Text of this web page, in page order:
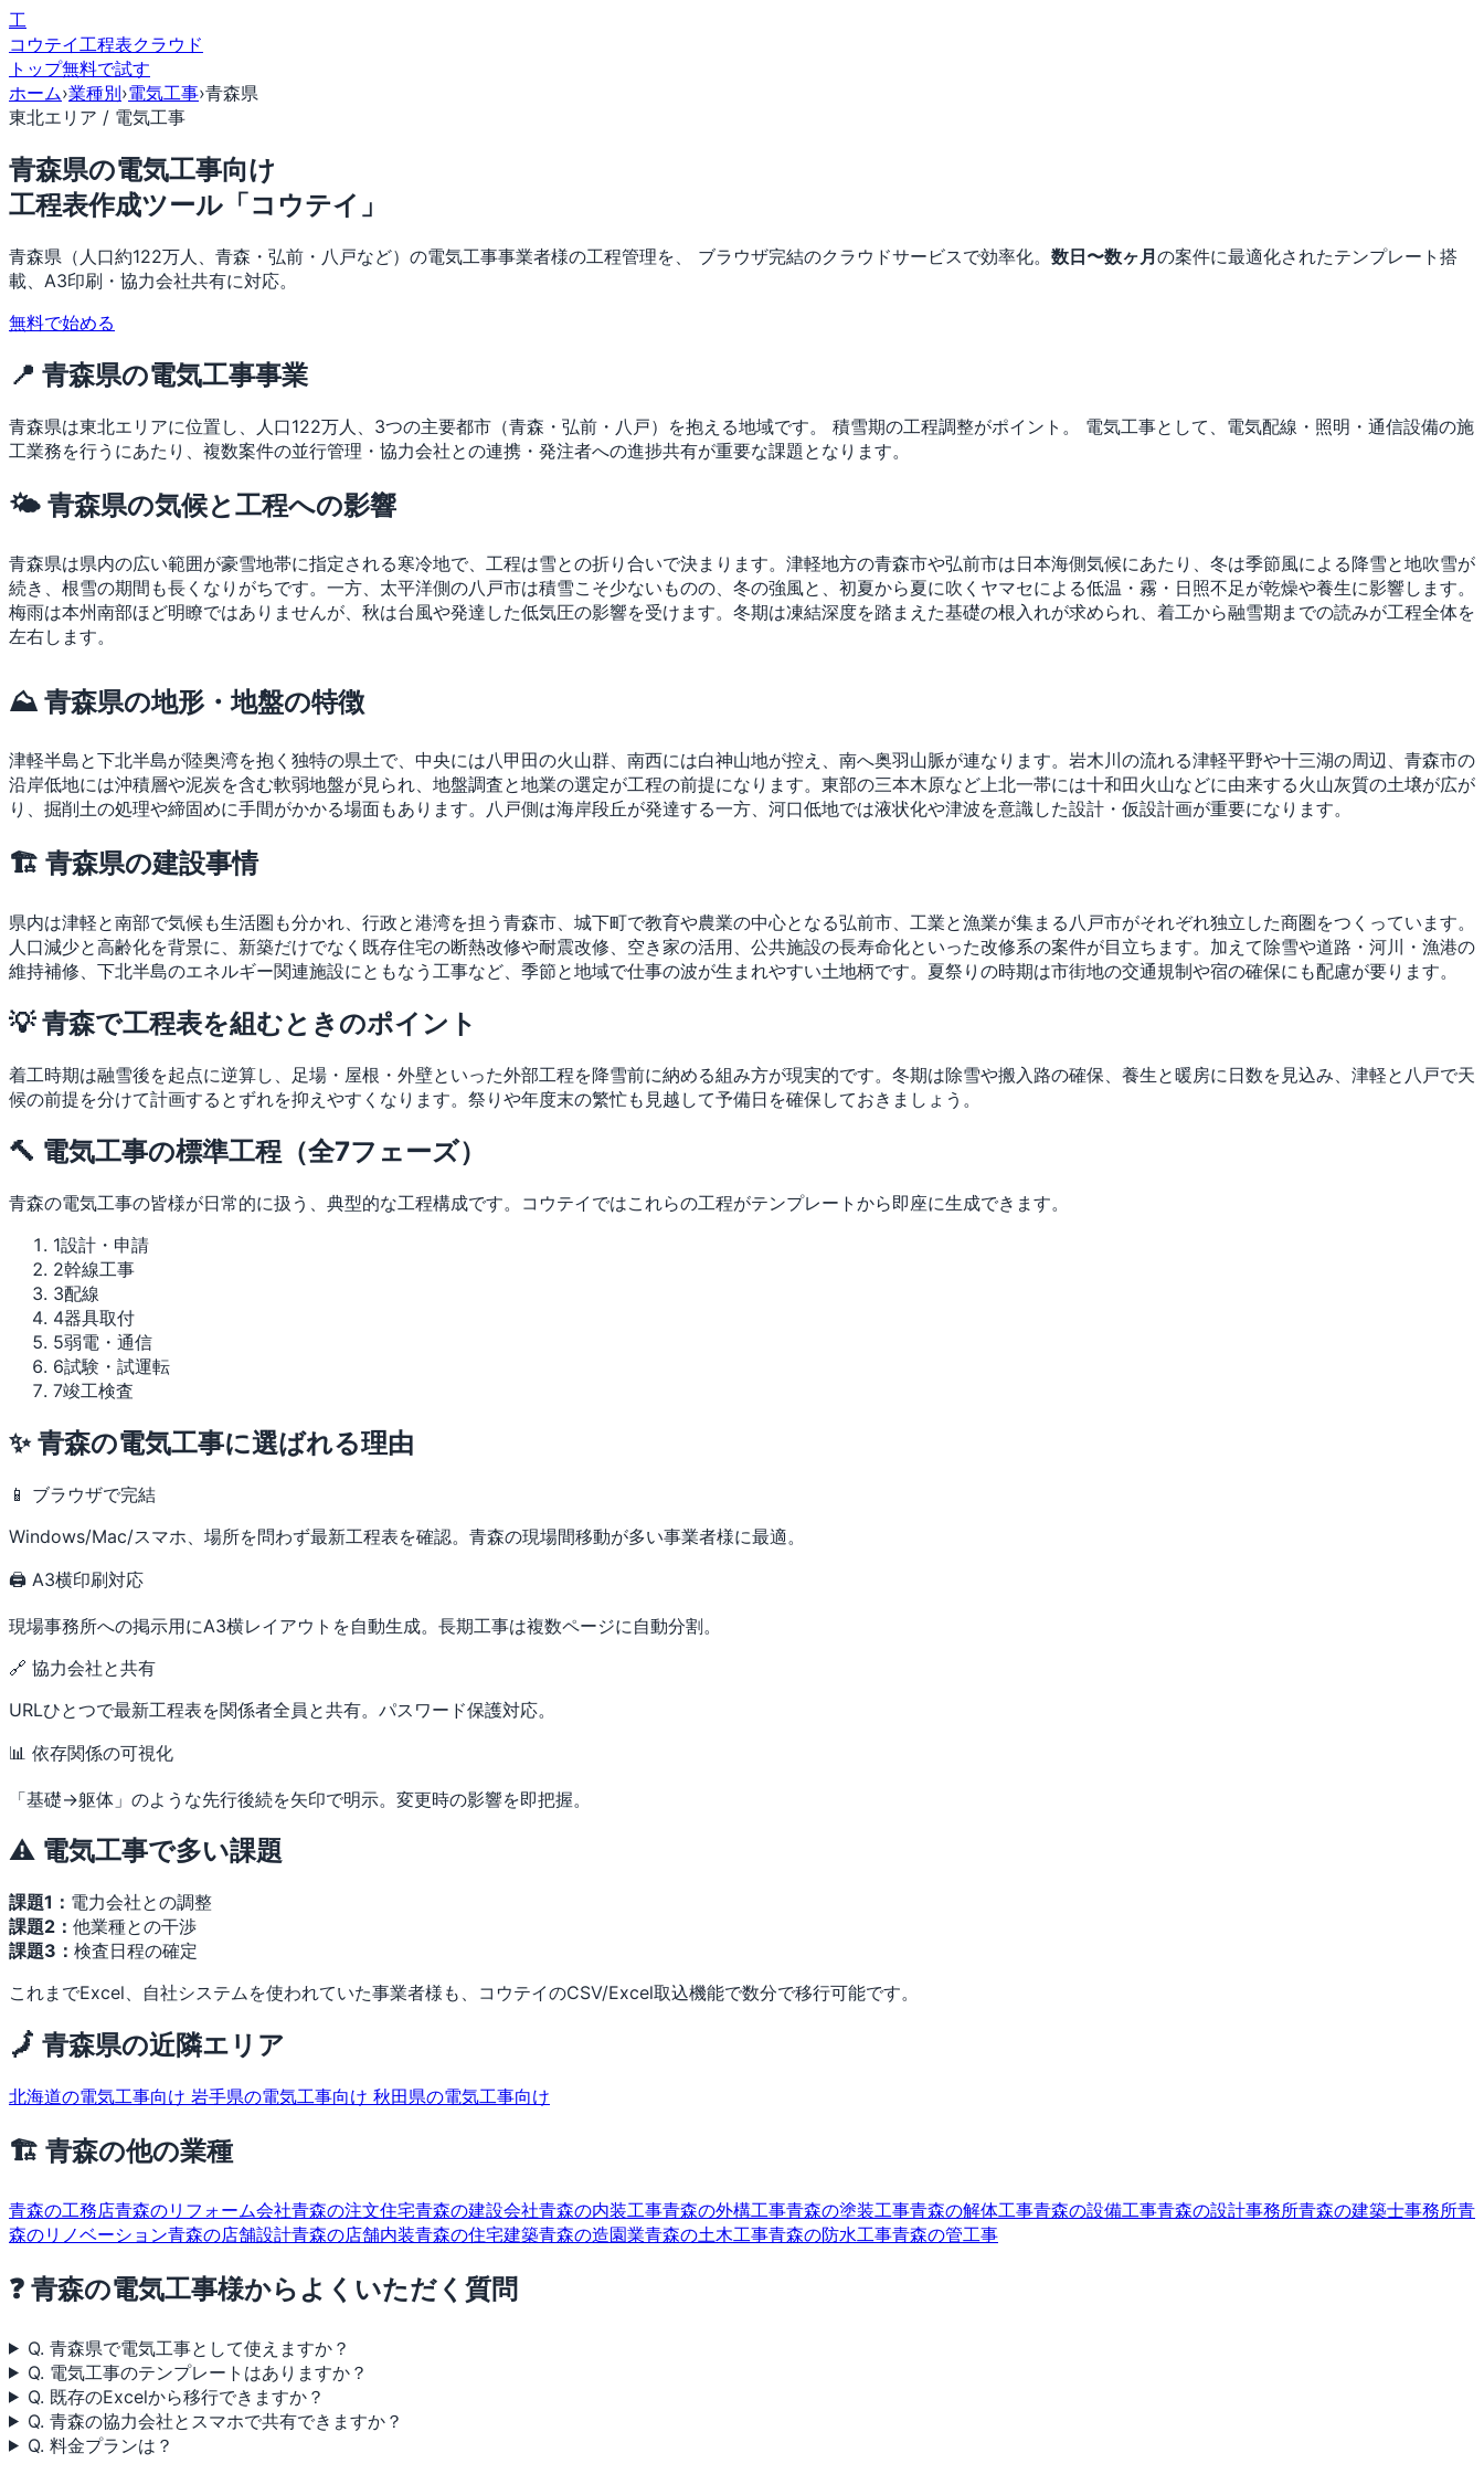
工
コウテイ工程表クラウド
トップ無料で試す
ホーム›業種別›電気工事›青森県
東北エリア / 電気工事
青森県の電気工事向け
工程表作成ツール「コウテイ」
青森県（人口約122万人、青森・弘前・八戸など）の電気工事事業者様の工程管理を、 ブラウザ完結のクラウドサービスで効率化。 数日〜数ヶ月の案件に最適化されたテンプレート搭
載、A3印刷・協力会社共有に対応。
無料で始める
📍 青森県の電気工事事業
青森県は東北エリアに位置し、人口122万人、3つの主要都市（青森・弘前・八戸）を抱える地域です。 積雪期の工程調整がポイント。
電気工事として、電気配線・照明・通信設備の施
工業務を行うにあたり、複数案件の並行管理・協力会社との連携・発注者への進捗共有が重要な課題となります。
🌤 青森県の気候と工程への影響
青森県は県内の広い範囲が豪雪地帯に指定される寒冷地で、工程は雪との折り合いで決まります。津軽地方の青森市や弘前市は日本海側気候にあたり、冬は季節風による降雪と地吹雪が
続き、根雪の期間も長くなりがちです。一方、太平洋側の八戸市は積雪こそ少ないものの、冬の強風と、初夏から夏に吹くヤマセによる低温・霧・日照不足が乾燥や養生に影響します。
梅雨は本州南部ほど明瞭ではありませんが、秋は台風や発達した低気圧の影響を受けます。冬期は凍結深度を踏まえた基礎の根入れが求められ、着工から融雪期までの読みが工程全体を
左右します。
⛰ 青森県の地形・地盤の特徴
津軽半島と下北半島が陸奥湾を抱く独特の県土で、中央には八甲田の火山群、南西には白神山地が控え、南へ奥羽山脈が連なります。岩木川の流れる津軽平野や十三湖の周辺、青森市の
沿岸低地には沖積層や泥炭を含む軟弱地盤が見られ、地盤調査と地業の選定が工程の前提になります。東部の三本木原など上北一帯には十和田火山などに由来する火山灰質の土壌が広が
り、掘削土の処理や締固めに手間がかかる場面もあります。八戸側は海岸段丘が発達する一方、河口低地では液状化や津波を意識した設計・仮設計画が重要になります。
🏗 青森県の建設事情
県内は津軽と南部で気候も生活圏も分かれ、行政と港湾を担う青森市、城下町で教育や農業の中心となる弘前市、工業と漁業が集まる八戸市がそれぞれ独立した商圏をつくっています。
人口減少と高齢化を背景に、新築だけでなく既存住宅の断熱改修や耐震改修、空き家の活用、公共施設の長寿命化といった改修系の案件が目立ちます。加えて除雪や道路・河川・漁港の
維持補修、下北半島のエネルギー関連施設にともなう工事など、季節と地域で仕事の波が生まれやすい土地柄です。夏祭りの時期は市街地の交通規制や宿の確保にも配慮が要ります。
💡 青森で工程表を組むときのポイント
着工時期は融雪後を起点に逆算し、足場・屋根・外壁といった外部工程を降雪前に納める組み方が現実的です。冬期は除雪や搬入路の確保、養生と暖房に日数を見込み、津軽と八戸で天
候の前提を分けて計画するとずれを抑えやすくなります。祭りや年度末の繁忙も見越して予備日を確保しておきましょう。
🔨 電気工事の標準工程（全7フェーズ）
青森の電気工事の皆様が日常的に扱う、典型的な工程構成です。コウテイではこれらの工程がテンプレートから即座に生成できます。
1設計・申請
2幹線工事
3配線
4器具取付
5弱電・通信
6試験・試運転
7竣工検査
✨ 青森の電気工事に選ばれる理由
📱 ブラウザで完結
Windows/Mac/スマホ、場所を問わず最新工程表を確認。青森の現場間移動が多い事業者様に最適。
🖨 A3横印刷対応
現場事務所への掲示用にA3横レイアウトを自動生成。長期工事は複数ページに自動分割。
🔗 協力会社と共有
URLひとつで最新工程表を関係者全員と共有。パスワード保護対応。
📊 依存関係の可視化
「基礎→躯体」のような先行後続を矢印で明示。変更時の影響を即把握。
⚠️ 電気工事で多い課題
課題1： 電力会社との調整
課題2： 他業種との干渉
課題3： 検査日程の確定
これまでExcel、自社システムを使われていた事業者様も、コウテイのCSV/Excel取込機能で数分で移行可能です。
🗾 青森県の近隣エリア
北海道の電気工事向け 岩手県の電気工事向け 秋田県の電気工事向け
🏗 青森の他の業種
青森の工務店青森のリフォーム会社青森の注文住宅青森の建設会社青森の内装工事青森の外構工事青森の塗装工事青森の解体工事青森の設備工事青森の設計事務所青森の建築士事務所青
森のリノベーション青森の店舗設計青森の店舗内装青森の住宅建築青森の造園業青森の土木工事青森の防水工事青森の管工事
❓ 青森の電気工事様からよくいただく質問
Q. 青森県で電気工事として使えますか？
Q. 電気工事のテンプレートはありますか？
Q. 既存のExcelから移行できますか？
Q. 青森の協力会社とスマホで共有できますか？
Q. 料金プランは？